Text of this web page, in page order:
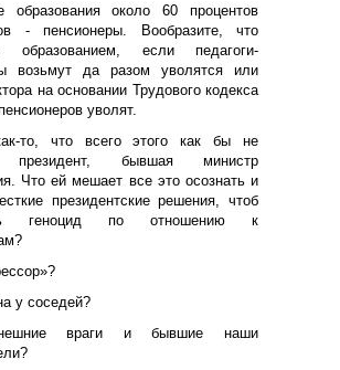
образования около 60 процентов
- пенсионеры. Вообразите, что
образованием, если педагоги-
возьмут да разом уволятся или
на основании Трудового кодекса
уволят.
то, что всего этого как бы не
президент, бывшая министр
Что ей мешает все это осознать и
президентские решения, чтоб
геноцид по отношению к
у соседей?
враги и бывшие наши